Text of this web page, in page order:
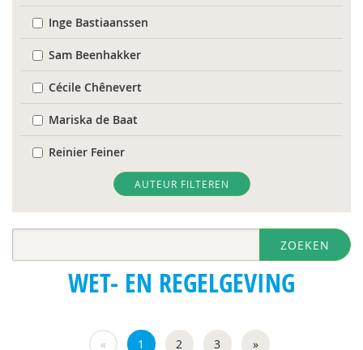
Inge Bastiaanssen
Sam Beenhakker
Cécile Chênevert
Mariska de Baat
Reinier Feiner
Dorien Graas
Marvin Hanekamp
Cornee Hoogerwerf
Andreas Kinneging
AUTEUR FILTEREN
ZOEKEN
WET- EN REGELGEVING
« 1 2 3 »